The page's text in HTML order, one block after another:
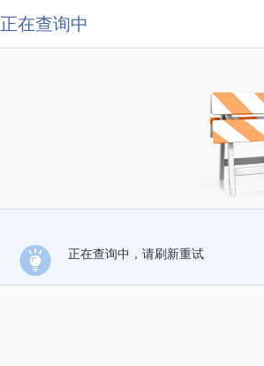
正在查询中
正在查询中，请刷新重试